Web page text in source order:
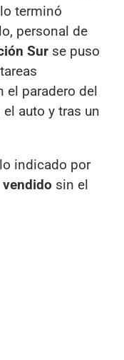
terminó
personal de
Sur se puso
el paradero del
auto y tras un
indicado por
vendido sin el